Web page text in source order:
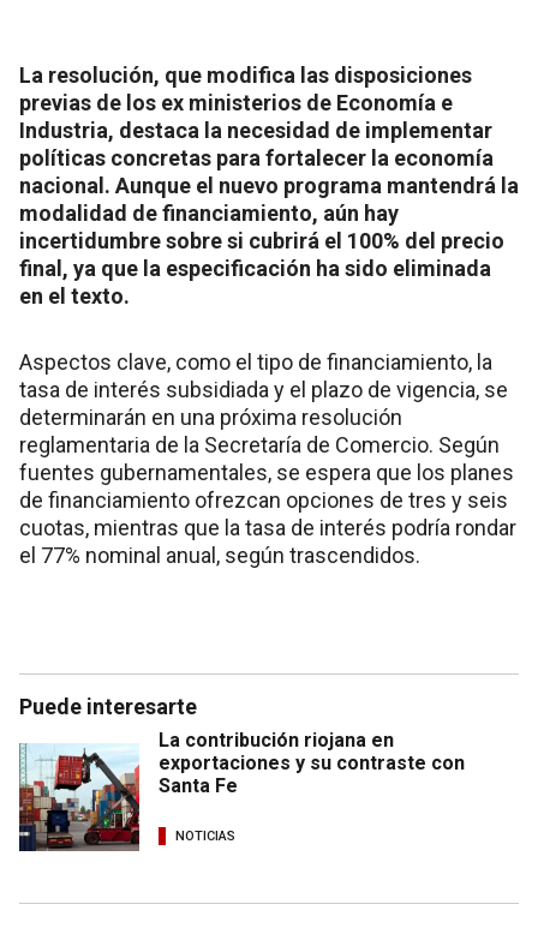
La resolución, que modifica las disposiciones
previas de los ex ministerios de Economía e
Industria, destaca la necesidad de implementar
políticas concretas para fortalecer la economía
nacional. Aunque el nuevo programa mantendrá la
modalidad de financiamiento, aún hay
incertidumbre sobre si cubrirá el 100% del precio
final, ya que la especificación ha sido eliminada
en el texto.
Aspectos clave, como el tipo de financiamiento, la
tasa de interés subsidiada y el plazo de vigencia, se
determinarán en una próxima resolución
reglamentaria de la Secretaría de Comercio. Según
fuentes gubernamentales, se espera que los planes
de financiamiento ofrezcan opciones de tres y seis
cuotas, mientras que la tasa de interés podría rondar
el 77% nominal anual, según trascendidos.
Puede interesarte
La contribución riojana en
exportaciones y su contraste con
Santa Fe
NOTICIAS